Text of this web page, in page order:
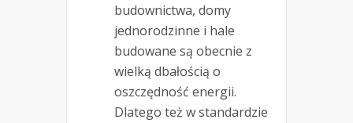
budownictwa, domy
jednorodzinne i hale
budowane są obecnie z
wielką dbałością o
oszczędność energii.
Dlatego też w standardzie